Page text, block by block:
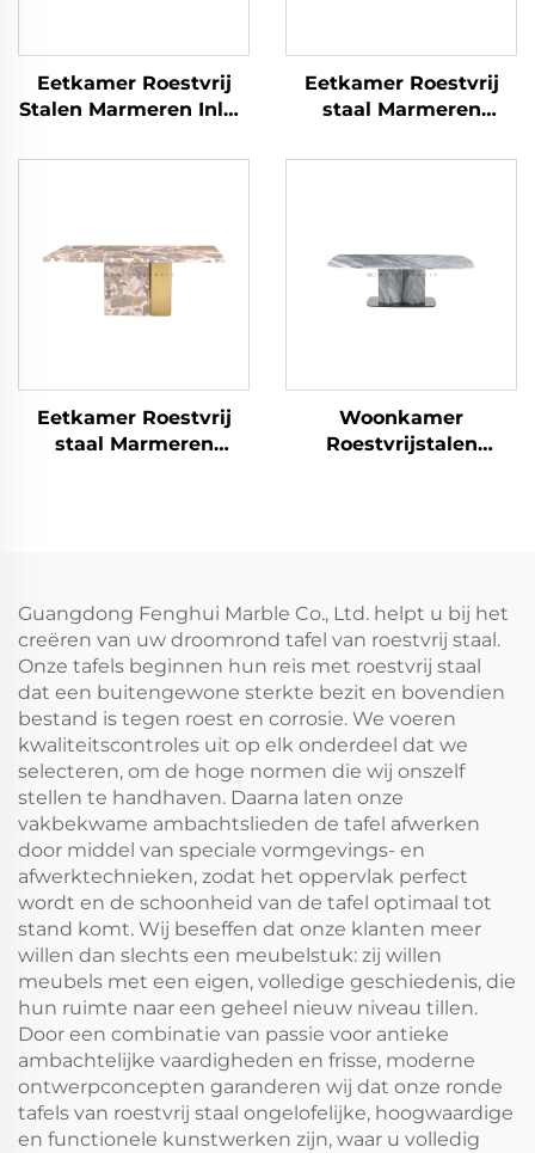
Eetkamer Roestvrij
Stalen Marmeren Inleg
Eetkamer Roestvrij
staal Marmeren
Eetkamer Roestvrij
staal Marmeren
Woonkamer
Roestvrijstalen
Guangdong Fenghui Marble Co., Ltd. helpt u bij het
creëren van uw droomrond tafel van roestvrij staal.
Onze tafels beginnen hun reis met roestvrij staal
dat een buitengewone sterkte bezit en bovendien
bestand is tegen roest en corrosie. We voeren
kwaliteitscontroles uit op elk onderdeel dat we
selecteren, om de hoge normen die wij onszelf
stellen te handhaven. Daarna laten onze
vakbekwame ambachtslieden de tafel afwerken
door middel van speciale vormgevings- en
afwerktechnieken, zodat het oppervlak perfect
wordt en de schoonheid van de tafel optimaal tot
stand komt. Wij beseffen dat onze klanten meer
willen dan slechts een meubelstuk: zij willen
meubels met een eigen, volledige geschiedenis, die
hun ruimte naar een geheel nieuw niveau tillen.
Door een combinatie van passie voor antieke
ambachtelijke vaardigheden en frisse, moderne
ontwerpconcepten garanderen wij dat onze ronde
tafels van roestvrij staal ongelofelijke, hoogwaardige
en functionele kunstwerken zijn, waar u volledig